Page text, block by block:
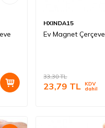
HXINDA15
Ev Magnet Çerçeve
33,30TL
23,79 TL KDV
dahil